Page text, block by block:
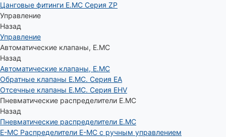
Цанговые фитинги E.MC Серия ZP
Управление
Назад
Управление
Автоматические клапаны, Е.МС
Назад
Автоматические клапаны, Е.МС
Обратные клапаны E.MC. Серия EA
Отсечные клапаны E.MC. Серия EHV
Пневматические распределители E.MC
Назад
Пневматические распределители E.MC
E-MC Распределители E-MC с ручным управлением